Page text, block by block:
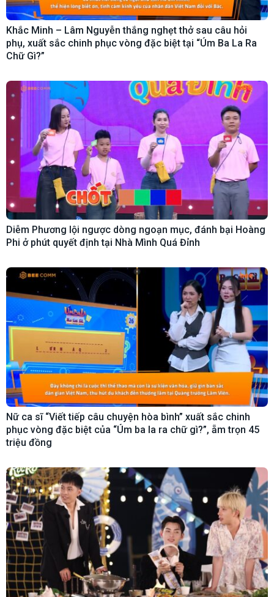
Khắc Minh – Lâm Nguyễn thắng nghẹt thở sau câu hỏi
phụ, xuất sắc chinh phục vòng đặc biệt tại “Úm Ba La Ra
Chữ Gì?”
Diễm Phương lội ngược dòng ngoạn mục, đánh bại Hoàng
Phi ở phút quyết định tại Nhà Mình Quá Đỉnh
Nữ ca sĩ “Viết tiếp câu chuyện hòa bình” xuất sắc chinh
phục vòng đặc biệt của “Úm ba la ra chữ gì?”, ẵm trọn 45
triệu đồng